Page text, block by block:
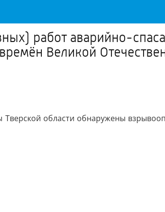
работ аварийно-
Великой
области обнаружены